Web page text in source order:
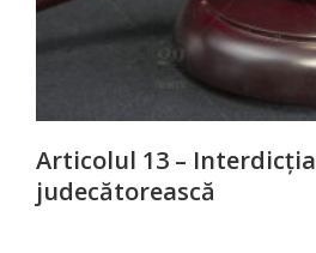
Articolul 13 – Interdicția
judecătorească